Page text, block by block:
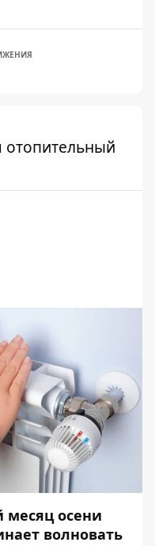
отопительный
месяц осени
волновать